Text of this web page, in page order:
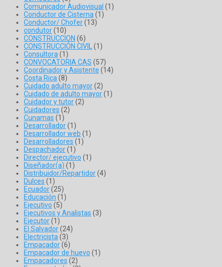
Comunicador Audiovisual (1)
Conductor de Cisterna(1)
Conductor/ Chofer(13)
condutor(10)
CONSTRUCCION (6)
CONSTRUCCIÓN CIVIL(1)
Consultora(1)
CONVOCATORIA CAS (57)
Coordinador y Asistente (14)
Costa Rica(8)
Cuidado adulto mayor(2)
Cuidado de adulto mayor(1)
Cuidador y tutor(2)
Cuidadores (2)
Cunamas (1)
Desarrollador(1)
Desarrollador web (1)
Desarrolladores (1)
Despachador(1)
Director/ ejecutivo (1)
Diseñador(a) (1)
Distribuidor/Repartidor(4)
Dulces (1)
Ecuador(25)
Educación (1)
Ejecutivo (5)
Ejecutivos y Analistas (3)
Ejecutor(1)
El Salvador(24)
Electricista(3)
Empacador(6)
Empacador de huevo (1)
Empacadores (2)